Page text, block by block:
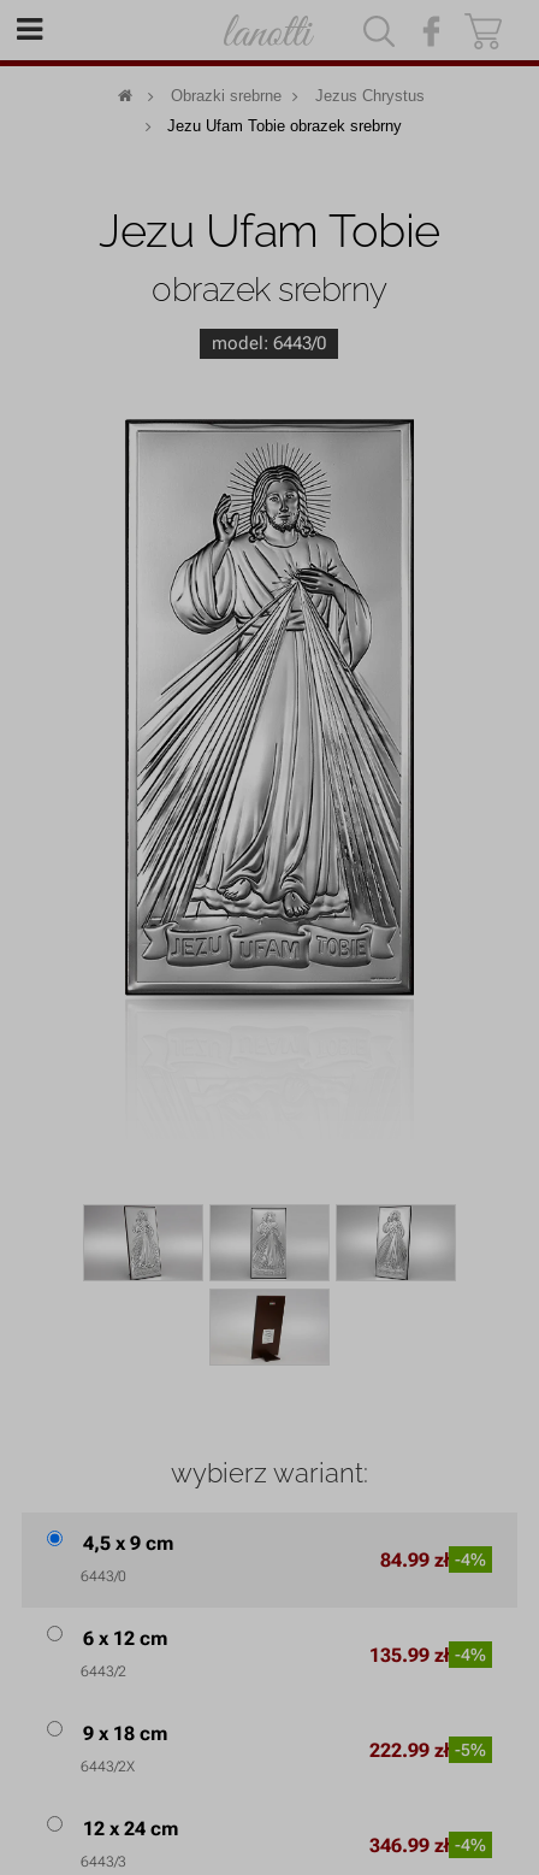
Obrazki srebrne
Jezus Chrystus
Jezu Ufam Tobie obrazek srebrny
Jezu Ufam Tobie
obrazek srebrny
model:6443/0
wybierz wariant:
4,5 x 9 cm
6443/0
84.99 zł -4%
6 x 12 cm
6443/2
135.99 zł -4%
9 x 18 cm
6443/2X
222.99 zł -5%
12 x 24 cm
6443/3
346.99 zł -4%